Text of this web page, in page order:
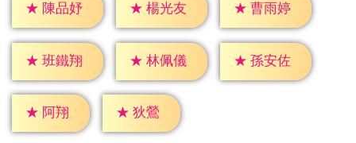
★ 陳品妤 ★ 楊光友 ★ 曹雨婷
★ 班鐵翔 ★ 林佩儀 ★ 孫安佐
★ 阿翔 ★ 狄鶯